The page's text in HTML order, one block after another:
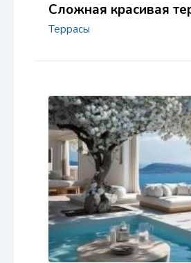
Сложная красивая
Террасы